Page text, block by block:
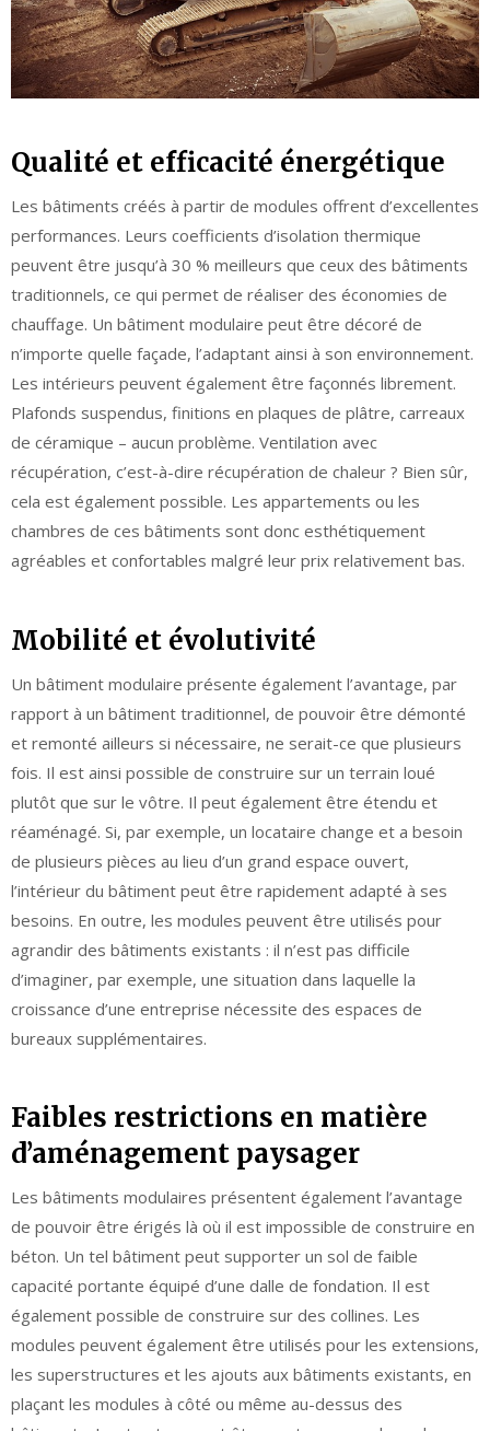
Qualité et efficacité énergétique
Les bâtiments créés à partir de modules offrent d’excellentes
performances. Leurs coefficients d’isolation thermique
peuvent être jusqu’à 30 % meilleurs que ceux des bâtiments
traditionnels, ce qui permet de réaliser des économies de
chauffage. Un bâtiment modulaire peut être décoré de
n’importe quelle façade, l’adaptant ainsi à son environnement.
Les intérieurs peuvent également être façonnés librement.
Plafonds suspendus, finitions en plaques de plâtre, carreaux
de céramique – aucun problème. Ventilation avec
récupération, c’est-à-dire récupération de chaleur ? Bien sûr,
cela est également possible. Les appartements ou les
chambres de ces bâtiments sont donc esthétiquement
agréables et confortables malgré leur prix relativement bas.
Mobilité et évolutivité
Un bâtiment modulaire présente également l’avantage, par
rapport à un bâtiment traditionnel, de pouvoir être démonté
et remonté ailleurs si nécessaire, ne serait-ce que plusieurs
fois. Il est ainsi possible de construire sur un terrain loué
plutôt que sur le vôtre. Il peut également être étendu et
réaménagé. Si, par exemple, un locataire change et a besoin
de plusieurs pièces au lieu d’un grand espace ouvert,
l’intérieur du bâtiment peut être rapidement adapté à ses
besoins. En outre, les modules peuvent être utilisés pour
agrandir des bâtiments existants : il n’est pas difficile
d’imaginer, par exemple, une situation dans laquelle la
croissance d’une entreprise nécessite des espaces de
bureaux supplémentaires.
Faibles restrictions en matière
d’aménagement paysager
Les bâtiments modulaires présentent également l’avantage
de pouvoir être érigés là où il est impossible de construire en
béton. Un tel bâtiment peut supporter un sol de faible
capacité portante équipé d’une dalle de fondation. Il est
également possible de construire sur des collines. Les
modules peuvent également être utilisés pour les extensions,
les superstructures et les ajouts aux bâtiments existants, en
plaçant les modules à côté ou même au-dessus des